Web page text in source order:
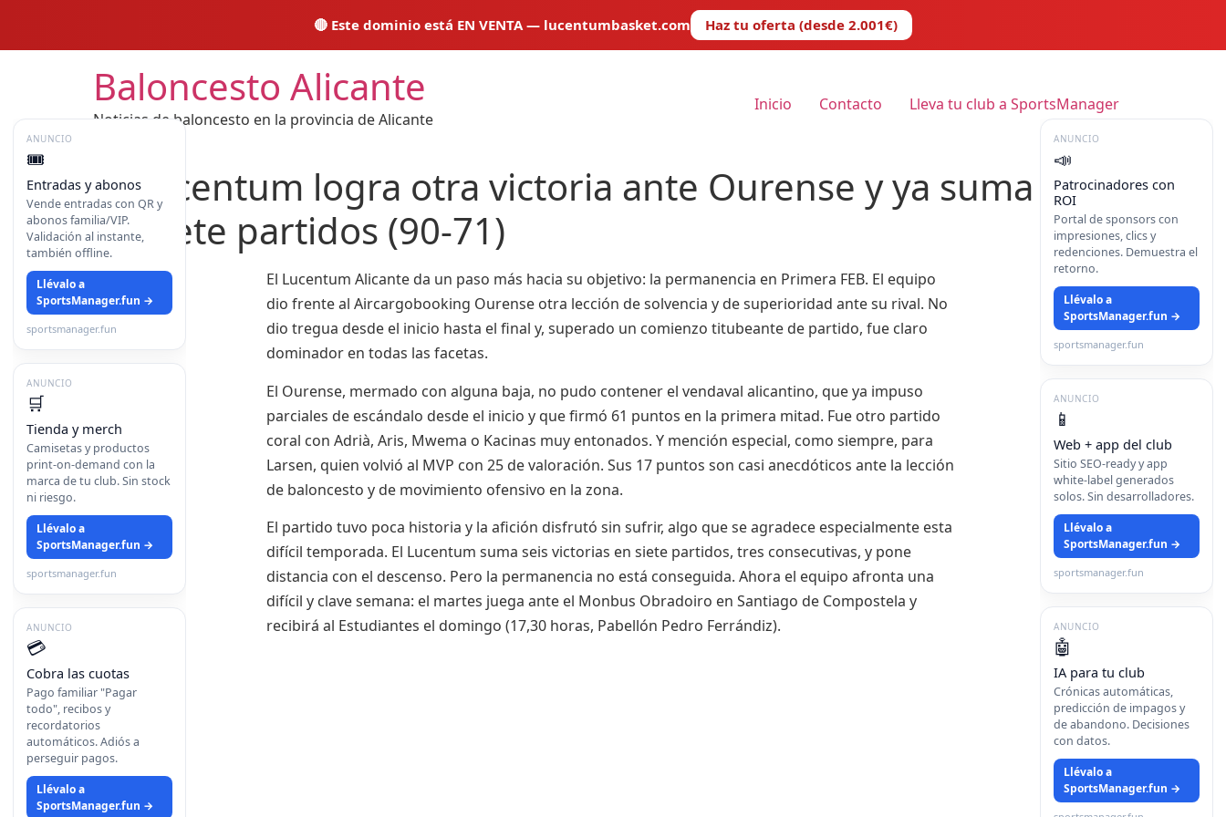
🔴 Este dominio está EN VENTA — lucentumbasket.com Haz tu oferta (desde 2.001€)
ANUNCIO
🎟️
Entradas y abonos
Vende entradas con QR y
abonos familia/VIP.
Validación al instante,
también offline.
Llévalo a
SportsManager.fun →
sportsmanager.fun
ANUNCIO
🛒
Tienda y merch
Camisetas y productos
print-on-demand con la
marca de tu club. Sin stock
ni riesgo.
Llévalo a
SportsManager.fun →
sportsmanager.fun
ANUNCIO
💳
Cobra las cuotas
Pago familiar "Pagar
todo", recibos y
recordatorios
automáticos. Adiós a
perseguir pagos.
Llévalo a
SportsManager.fun →
ANUNCIO
📣
Patrocinadores con
ROI
Portal de sponsors con
impresiones, clics y
redenciones. Demuestra el
retorno.
Llévalo a
SportsManager.fun →
sportsmanager.fun
ANUNCIO
📱
Web + app del club
Sitio SEO-ready y app
white-label generados
solos. Sin desarrolladores.
Llévalo a
SportsManager.fun →
sportsmanager.fun
ANUNCIO
🤖
IA para tu club
Crónicas automáticas,
predicción de impagos y
de abandono. Decisiones
con datos.
Llévalo a
SportsManager.fun →
Baloncesto Alicante
Noticias de baloncesto en la provincia de Alicante
Inicio Contacto Lleva tu club a SportsManager
El Lucentum logra otra victoria ante Ourense y ya suma seis
en siete partidos (90-71)
El Lucentum Alicante da un paso más hacia su objetivo: la permanencia en Primera FEB. El equipo
dio frente al Aircargobooking Ourense otra lección de solvencia y de superioridad ante su rival. No
dio tregua desde el inicio hasta el final y, superado un comienzo titubeante de partido, fue claro
dominador en todas las facetas.
El Ourense, mermado con alguna baja, no pudo contener el vendaval alicantino, que ya impuso
parciales de escándalo desde el inicio y que firmó 61 puntos en la primera mitad. Fue otro partido
coral con Adrià, Aris, Mwema o Kacinas muy entonados. Y mención especial, como siempre, para
Larsen, quien volvió al MVP con 25 de valoración. Sus 17 puntos son casi anecdóticos ante la lección
de baloncesto y de movimiento ofensivo en la zona.
El partido tuvo poca historia y la afición disfrutó sin sufrir, algo que se agradece especialmente esta
difícil temporada. El Lucentum suma seis victorias en siete partidos, tres consecutivas, y pone
distancia con el descenso. Pero la permanencia no está conseguida. Ahora el equipo afronta una
difícil y clave semana: el martes juega ante el Monbus Obradoiro en Santiago de Compostela y
recibirá al Estudiantes el domingo (17,30 horas, Pabellón Pedro Ferrándiz).